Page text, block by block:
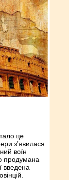
це
з’явилася
воїн
продумана
введена